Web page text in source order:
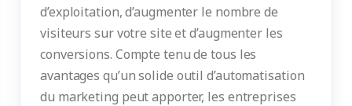
d’exploitation, d’augmenter le nombre de
visiteurs sur votre site et d’augmenter les
conversions. Compte tenu de tous les
avantages qu’un solide outil d’automatisation
du marketing peut apporter, les entreprises